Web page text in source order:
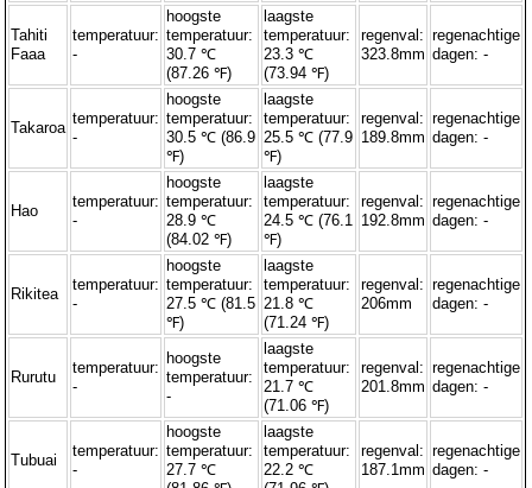
Tahiti
Faaa
temperatuur:
-
hoogste
temperatuur:
30.7 ℃
(87.26 ℉)
laagste
temperatuur:
23.3 ℃
(73.94 ℉)
regenval:
323.8mm
regenachtige
dagen: -
Takaroa
temperatuur:
-
hoogste
temperatuur:
30.5 ℃ (86.9
℉)
laagste
temperatuur:
25.5 ℃ (77.9
℉)
regenval:
189.8mm
regenachtige
dagen: -
Hao
temperatuur:
-
hoogste
temperatuur:
28.9 ℃
(84.02 ℉)
laagste
temperatuur:
24.5 ℃ (76.1
℉)
regenval:
192.8mm
regenachtige
dagen: -
Rikitea
temperatuur:
-
hoogste
temperatuur:
27.5 ℃ (81.5
℉)
laagste
temperatuur:
21.8 ℃
(71.24 ℉)
regenval:
206mm
regenachtige
dagen: -
Rurutu
temperatuur:
-
hoogste
temperatuur:
-
laagste
temperatuur:
21.7 ℃
(71.06 ℉)
regenval:
201.8mm
regenachtige
dagen: -
Tubuai
temperatuur:
-
hoogste
temperatuur:
27.7 ℃
laagste
temperatuur:
22.2 ℃
regenval:
187.1mm
regenachtige
dagen: -